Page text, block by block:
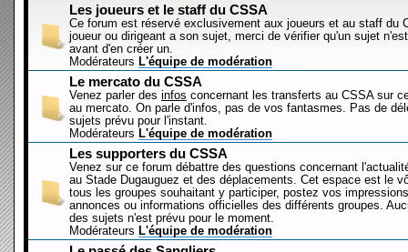
Les joueurs et le staff du CSSA
Ce forum est réservé exclusivement aux joueurs et au staff du
joueur ou dirigeant a son sujet, merci de vérifier qu'un sujet
avant d'en créer un.
Modérateurs L'équipe de modération
Le mercato du CSSA
Venez parler des infos concernant les transferts au CSSA sur
au mercato. On parle d'infos, pas de vos fantasmes. Pas de
sujets prévu pour l'instant.
Modérateurs L'équipe de modération
Les supporters du CSSA
Venez sur ce forum débattre des questions concernant
au Stade Dugauguez et des déplacements. Cet espace est le
tous les groupes souhaitant y participer, postez vos
annonces ou informations officielles des différents groupes.
des sujets n'est prévu pour le moment.
Modérateurs L'équipe de modération